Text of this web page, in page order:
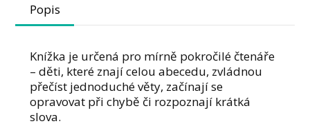
Popis
Knížka je určená pro mírně pokročilé čtenáře
– děti, které znají celou abecedu, zvládnou
přečíst jednoduché věty, začínají se
opravovat při chybě či rozpoznají krátká
slova.